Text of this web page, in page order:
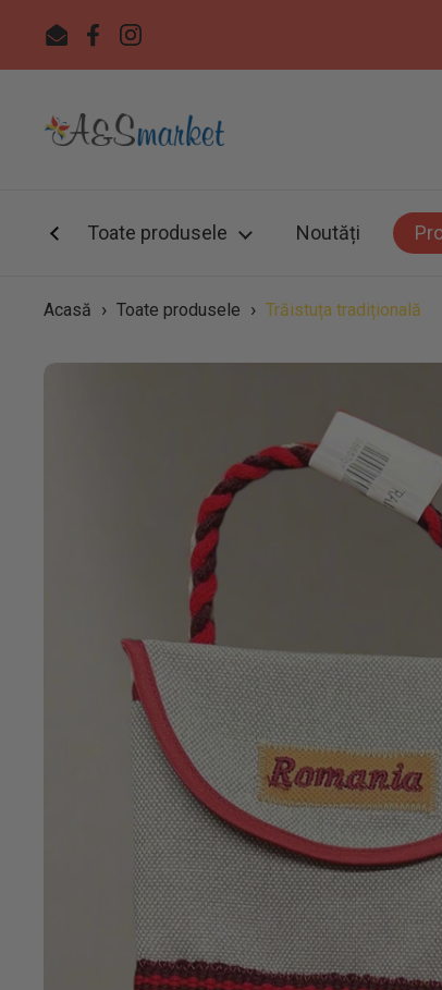
EmailFacebookInstagram
Toate produsele Noutăți
Acasă › Toate produsele › Trăistuța tradițională